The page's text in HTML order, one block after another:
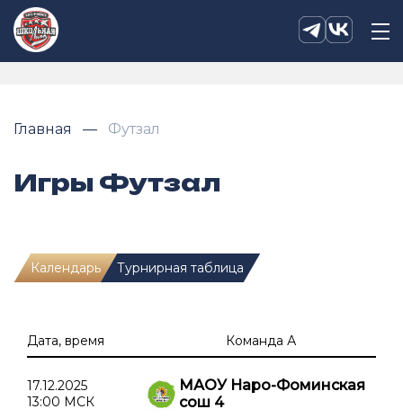
Главная Футзал
Игры Футзал
Календарь Турнирная таблица
Дата, время Команда А
17.12.2025
13:00 МСК
МАОУ Наро-Фоминская
сош 4